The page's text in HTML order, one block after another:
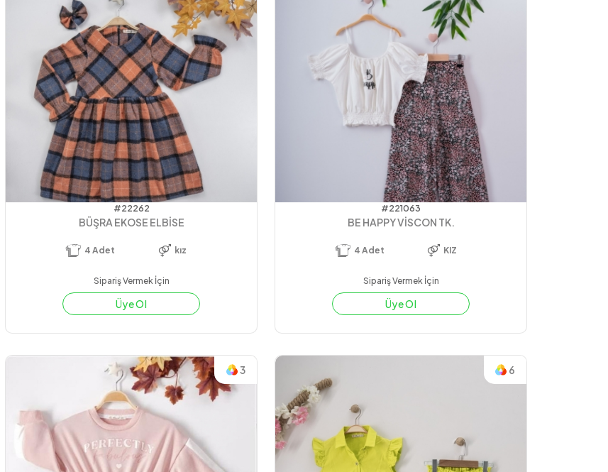
#22262
BÜŞRA EKOSE ELBİSE
4 Adet kız
Sipariş Vermek İçin
Üye Ol
#221063
BE HAPPY VİSCON TK.
4 Adet KIZ
Sipariş Vermek İçin
Üye Ol
3 6